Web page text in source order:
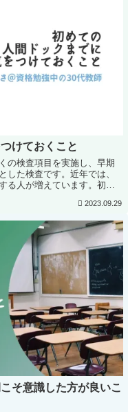
けておくこと
の検査項目を実施し、早期
した検査です。近年では、
る人が増えています。初め
2023.09.29
そ意識した方が良いこ